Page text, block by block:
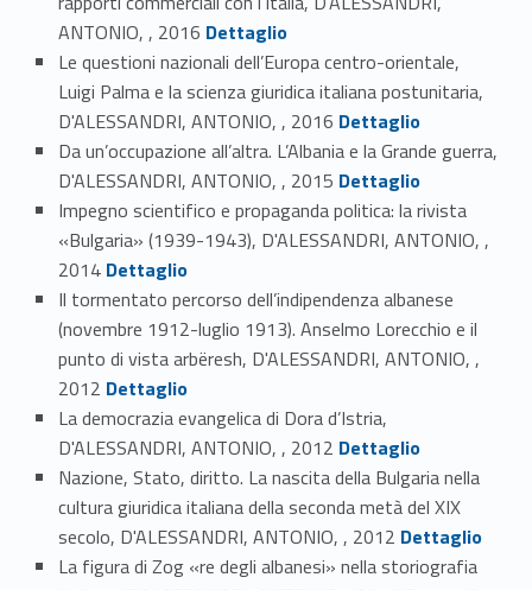
ANTONIO, , 2016 Link identifier #identifier_person_23271-17
Dettaglio
Le questioni nazionali dell’Europa centro-orientale,
Luigi Palma e la scienza giuridica italiana postunitaria,
D'ALESSANDRI, ANTONIO, , 2016 Link identifier #identifier_person_47320-18
Dettaglio
Da un’occupazione all’altra. L’Albania e la Grande guerra,
D'ALESSANDRI, ANTONIO, , 2015 Link identifier #identifier_person_15624-19
Dettaglio
Impegno scientifico e propaganda politica: la rivista
«Bulgaria» (1939-1943), D'ALESSANDRI, ANTONIO, ,
2014Link identifier #identifier_person_92338-20Dettaglio
Il tormentato percorso dell’indipendenza albanese
(novembre 1912-luglio 1913). Anselmo Lorecchio e il
punto di vista arbëresh, D'ALESSANDRI, ANTONIO, ,
2012 Link identifier #identifier_person_63005-21
Dettaglio
La democrazia evangelica di Dora d’Istria,
D'ALESSANDRI, ANTONIO, , 2012 Link identifier #identifier_person_187399-22
Dettaglio
Nazione, Stato, diritto. La nascita della Bulgaria nella
cultura giuridica italiana della seconda metà del XIX
secolo, D'ALESSANDRI, ANTONIO, , 2012 Link identifier #identifier_person_81888-23
Dettaglio
La figura di Zog «re degli albanesi» nella storiografia